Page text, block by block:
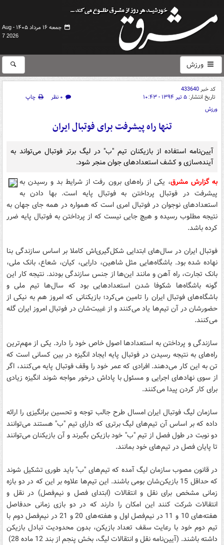
جمعه ۱۶ مرداد ۱۴۰۵ -
Aug
7 2026
ورزش
کد خبر433640
تاریخ انتشار: ۵ تیر ۱۳۹۴ - ۱۰:۴۳ ۰ نظر
چاپ
ورزش
تنها راه پیشرفت برای فوتبال ایران
آیین‌نامه استفاده از بازیکنان تیم "ب" در لیگ برتر فوتبال می‌تواند به
آینده‌سازی و کشف استعدادهای جوان منجر شود.
به گزارش مشرق، یکی از راه‌های برون رفت از شرایط بد و رسیدن به
پیشرفت در فوتبال پرداختن به فوتبال پایه است. بها دادن به
استعدادهای نوجوان در فوتبال امری است که همواره در همه جای جهان به
نتیجه مطلوب رسیده و هیچ جایی نیست که از پرداختن به فوتبال پایه ضرر
کرده باشد.
فوتبال ایران در سال‌های ابتدایی شکل‌گیری‌اش کاملا بر اساس سازندگی بنا
نهاده شده بود. باشگاه‌هایی مثل شاهین، دارایی، کیان، شعاع، بانک ملی،
بانک تجارت، راه آهن و مانند این‌ها از جنس سازندگی بودند. نتیجه کار این
گونه باشگاه‌ها شکوفا شدن استعدادهایی بود که سال‌ها تیم ملی و
باشگاه‌های فوتبال ایران را تامین می‌کرد؛ بازیکنانی که امروز هم به نیکی از
حضورشان در آن تیم‌ها یاد می‌کنند و از غیبت‌شان در فوتبال امروز ایران گله
می‌کنند.
سازندگی و پرداختن به استعدادها اصول خاص خود را دارد. یکی از مهم‌ترین
راه‌های به نتیجه رسیدن در فوتبال پایه ایجاد انگیزه در بین کسانی است که
تن به این کار می‌دهند. افرادی که عمر خود را وقف فوتبال پایه می‌کنند، اگر
از سوی نهادهای اجرایی و مسئول با پاداش درخور مواجه شوند انگیزه زیادی
برای کار کردن پیدا می‌کنند.
سازمان لیگ فوتبال ایران امسال طرح جالب توجه و تحسین برانگیزی را ارائه
داده که بر اساس آن تیم‌های لیگ برتری که دارای تیم "ب" هستند می‌توانند
دو نوبت در طول فصل از تیم "ب" خود بازیکن بگیرند و آن بازیکنان می‌توانند
تا پایان فصل در تیم‌های خود بمانند.
در قانون مصوب سازمان لیگ آمده که تیم‌های "ب" باید طوری تشکیل شوند
که حداقل 15 بازیکن‌شان بومی باشند. این تیم‌ها علاوه بر این که در دو بازه
زمانی مشخص برای نقل و انتقالات (ابتدای فصل و نیم‌فصل) در نقل و
انتقالات شرکت کنند این امکان را دارند که در دو بازی زمانی حدفاصل
هفته‌های 10 و 11 در نیم‌فصل اول و هفته‌های 20 و 21 در نیم‌فصل دوم با
تیم دوم خود با رعایت سقف تعداد بازیکن، بدون محدودیت تبادل بازیکن
داشته باشند. (آیین‌نامه نقل و انتقالات لیگ، بخش پنجم از بند 12 ماده 28)